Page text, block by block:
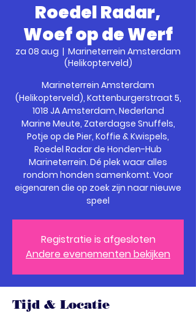
Roedel Radar,
Woef op de Werf
za 08 aug
  |
Marineterrein Amsterdam
(Helikopterveld)
Marineterrein Amsterdam
(Helikopterveld), Kattenburgerstraat 5,
1018 JA Amsterdam, Nederland
Marine Meute, Zaterdagse Snuffels,
Potje op de Pier, Koffie & Kwispels,
Roedel Radar de Honden-Hub
Marineterrein. Dé plek waar alles
rondom honden samenkomt. Voor
eigenaren die op zoek zijn naar nieuwe
speel
Registratie is afgesloten
Andere evenementen bekijken
Tijd & Locatie